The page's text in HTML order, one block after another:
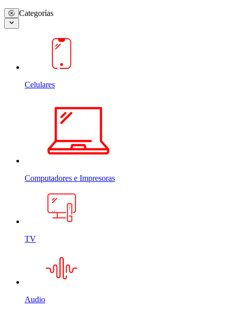
Categorías
Celulares
Computadores e Impresoras
TV
Audio